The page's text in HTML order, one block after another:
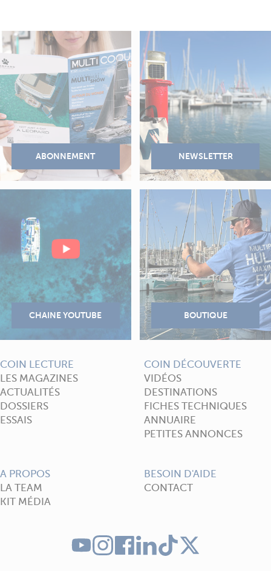
COIN LECTURE
LES MAGAZINES
ACTUALITÉS
DOSSIERS
ESSAIS
COIN DÉCOUVERTE
VIDÉOS
DESTINATIONS
FICHES TECHNIQUES
ANNUAIRE
PETITES ANNONCES
A PROPOS
LA TEAM
KIT MÉDIA
BESOIN D'AIDE
CONTACT